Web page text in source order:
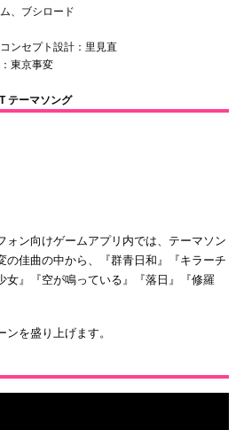
、ブシロード
ンセプト設計：里見直
東京事変
テーマソング
ォン向けゲームアプリ内では、テーマソン
の佳曲の中から、『群青日和』『キラーチ
女』『空が鳴っている』『落日』『修羅
を盛り上げます。